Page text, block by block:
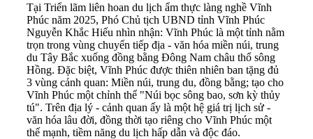
Tại Triển lãm liên hoan du lịch ẩm thực làng nghề Vĩnh
Phúc năm 2025, Phó Chủ tịch UBND tỉnh Vĩnh Phúc
Nguyễn Khắc Hiếu nhìn nhận: Vĩnh Phúc là một tỉnh nằm
trọn trong vùng chuyển tiếp địa - văn hóa miền núi, trung
du Tây Bắc xuống đồng bằng Đông Nam châu thổ sông
Hồng. Đặc biệt, Vĩnh Phúc được thiên nhiên ban tặng đủ
3 vùng cảnh quan: Miền núi, trung du, đồng bằng; tạo cho
Vĩnh Phúc một chỉnh thể "Núi bọc sông bao, sơn kỳ thủy
tú". Trên địa lý - cảnh quan ấy là một hệ giá trị lịch sử -
văn hóa lâu đời, đồng thời tạo riêng cho Vĩnh Phúc một
thế mạnh, tiềm năng du lịch hấp dẫn và độc đáo.